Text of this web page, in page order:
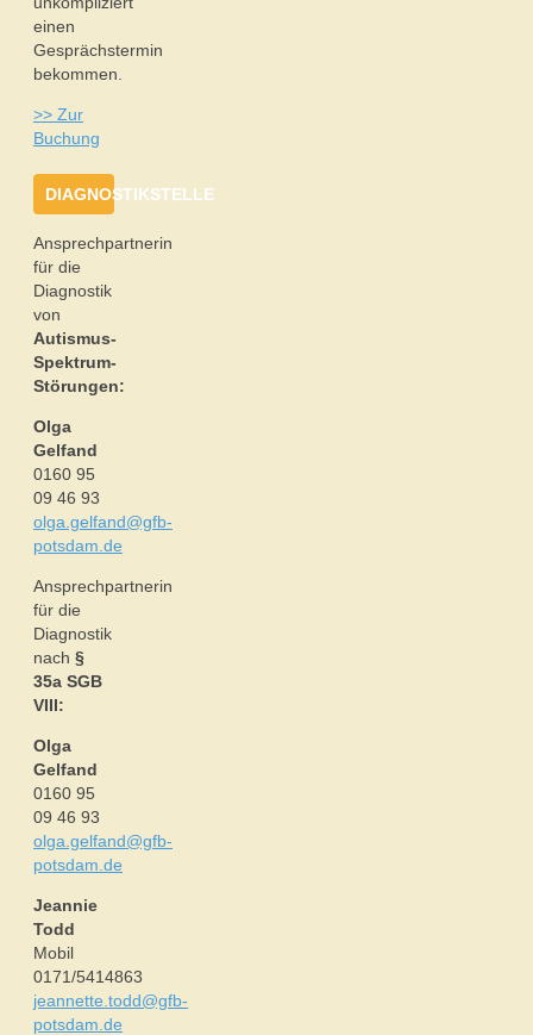
einen
Gesprächstermin
bekommen.
>> Zur
Buchung
DIAGNOSTIKSTELLE
Ansprechpartnerin
für die
Diagnostik
von
Autismus-
Spektrum-
Störungen:
Olga
Gelfand
0160 95
09 46 93
olga.gelfand@gfb-
potsdam.de
Ansprechpartnerin
für die
Diagnostik
nach §
35a SGB
VIII:
Olga
Gelfand
0160 95
09 46 93
olga.gelfand@gfb-
potsdam.de
Jeannie
Todd
Mobil
0171/5414863
jeannette.todd@gfb-
potsdam.de